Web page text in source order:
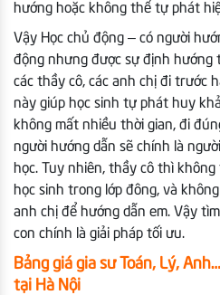
hướng hoặc không thể tự phát
Vậy Học chủ động – có người
động nhưng được sự định hướng
các thầy cô, các anh chị đi trước
này giúp học sinh tự phát huy
không mất nhiều thời gian, đi
người hướng dẫn sẽ chính là
học. Tuy nhiên, thầy cô thì
học sinh trong lớp đông, và
anh chị để hướng dẫn em. Vậy
con chính là giải pháp tối ưu.
Bảng giá gia sư Toán, Lý,
tại Hà Nội